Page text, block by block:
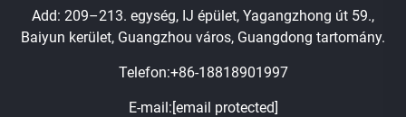
Add: 209–213. egység, IJ épület, Yagangzhong út 59.,
Baiyun kerület, Guangzhou város, Guangdong tartomány.
Telefon:+86-18818901997
E-mail:[email protected]